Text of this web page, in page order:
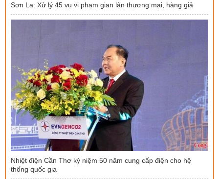
Sơn La: Xử lý 45 vụ vi phạm gian lận thương mại, hàng giả
Nhiệt điện Cần Thơ kỷ niệm 50 năm cung cấp điện cho hệ
thống quốc gia